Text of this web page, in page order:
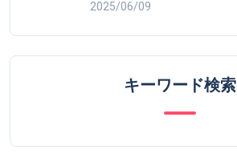
2025/06/09
キーワード検索